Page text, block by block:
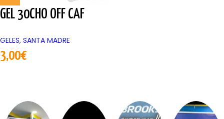
GEL 30CHO OFF CAF
GELES, SANTA MADRE
3,00€